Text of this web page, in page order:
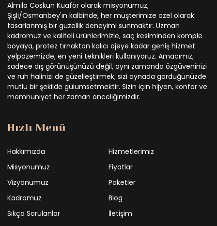
Almila Coskun Kuaför olarak misyonumuz;
Şişli/Osmanbey'ın kalbinde, her müşterimize özel olarak
tasarlanmış bir güzellik deneyimi sunmaktır. Uzman
kadromuz ve kaliteli ürünlerimizle, saç kesiminden komple
boyaya, protez tırnaktan kalıcı ojeye kadar geniş hizmet
yelpazemizde, en yeni teknikleri kullanıyoruz. Amacımız,
sadece dış görünüşünüzü değil, aynı zamanda özgüveninizi
ve ruh halinizi de güzelleştirmek; sizi aynada gördüğünüzde
mutlu bir şekilde gülümsetmektir. Sizin için hijyen, konfor ve
memnuniyet her zaman önceliğimizdir.
Hızlı Menü
Hakkımızda
Hizmetlerimiz
Misyonumuz
Fiyatlar
Vizyonumuz
Paketler
Kadromuz
Blog
Sıkça Sorulanlar
İletişim